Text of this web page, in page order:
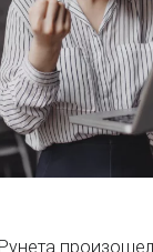
произошел